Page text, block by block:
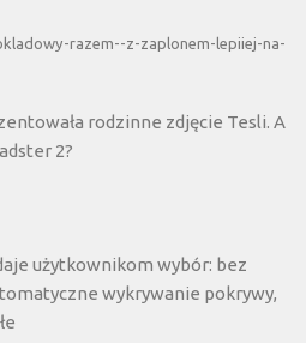
razem--z-zaplonem-lepiiej-na-
rodzinne zdjęcie Tesli. A
2?
użytkownikom wybór: bez
wykrywanie pokrywy,